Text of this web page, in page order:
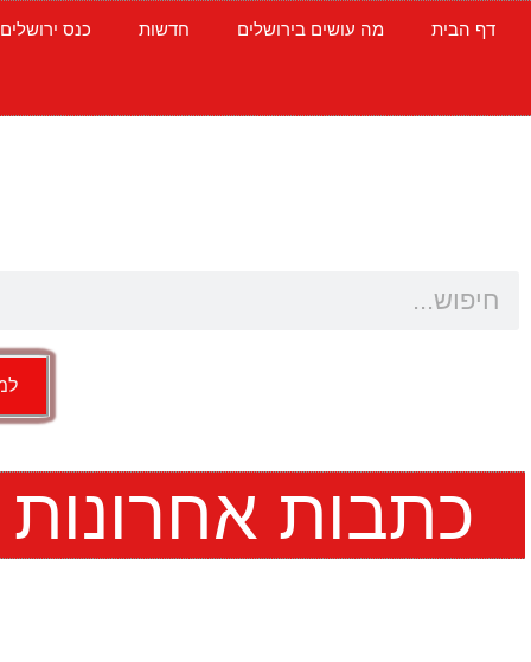
דף הבית מה עושים בירושלים חדשות כנס ירושלים
כתבות